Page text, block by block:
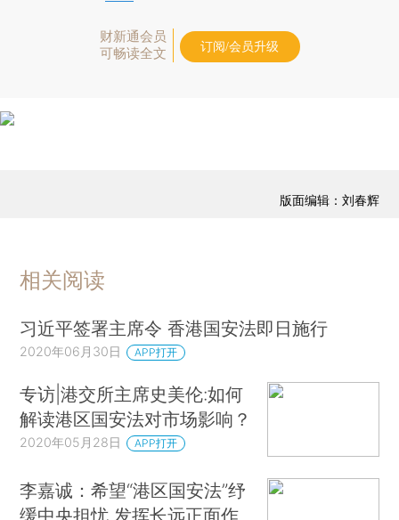
财新通会员
可畅读全文
订阅/会员升级
版面编辑：刘春辉
相关阅读
习近平签署主席令 香港国安法即日施行
2020年06月30日 APP打开
专访|港交所主席史美伦:如何
解读港区国安法对市场影响？
2020年05月28日 APP打开
李嘉诚：希望“港区国安法”纾
缓中央担忧 发挥长远正面作